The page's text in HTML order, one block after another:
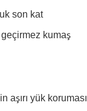
son kat
kumaş
aşırı yük